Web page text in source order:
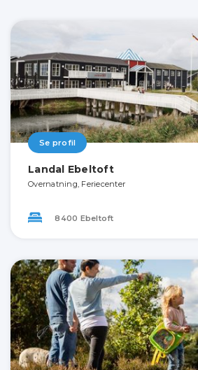
Se profil
Landal Ebeltoft
Overnatning, Feriecenter
8400 Ebeltoft